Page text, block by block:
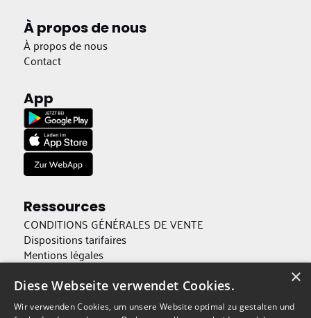
À propos de nous
À propos de nous
Contact
App
Ressources
CONDITIONS GÉNÉRALES DE VENTE
Dispositions tarifaires
Mentions légales
Accessibilité ×
Diese Webseite verwendet Cookies.
Wir verwenden Cookies, um unsere Website optimal zu gestalten und